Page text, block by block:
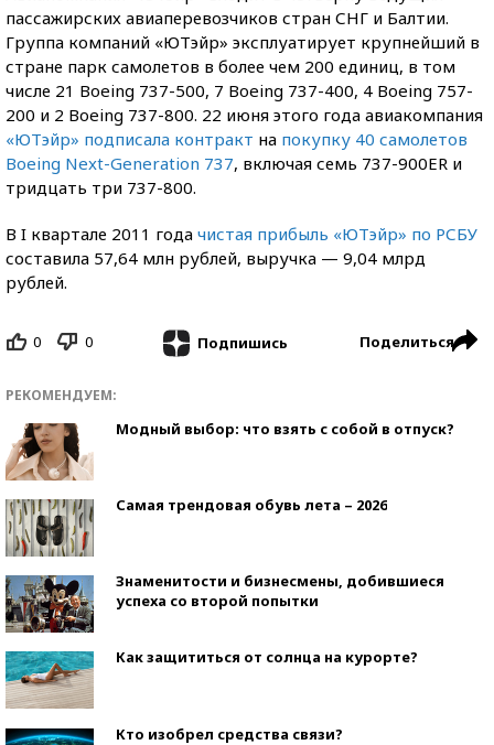
пассажирских авиаперевозчиков стран СНГ и Балтии.
Группа компаний «ЮТэйр» эксплуатирует крупнейший в
стране парк самолетов в более чем 200 единиц, в том
числе 21 Boeing 737-500, 7 Boeing 737-400, 4 Boeing 757-
200 и 2 Boeing 737-800. 22 июня этого года авиакомпания
«ЮТэйр» подписала контракт на покупку 40 самолетов
Boeing Next-Generation 737, включая семь 737-900ER и
тридцать три 737-800.
В I квартале 2011 года чистая прибыль «ЮТэйр» по РСБУ
составила 57,64 млн рублей, выручка — 9,04 млрд
рублей.
0 0 Подпишись Поделиться
РЕКОМЕНДУЕМ:
Модный выбор: что взять с собой в отпуск?
Самая трендовая обувь лета – 2026
Знаменитости и бизнесмены, добившиеся
успеха со второй попытки
Как защититься от солнца на курорте?
Кто изобрел средства связи?